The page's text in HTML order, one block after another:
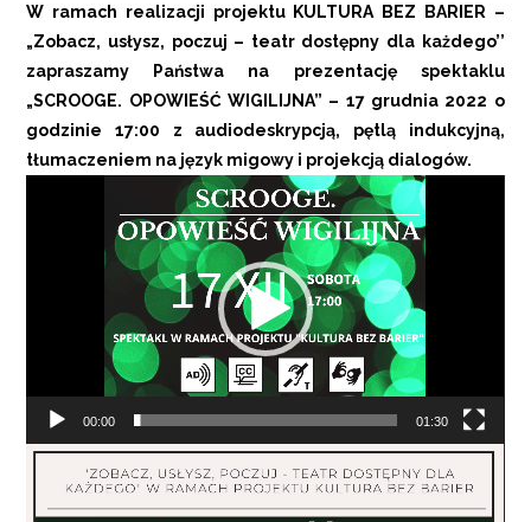
W ramach realizacji projektu KULTURA BEZ BARIER –
„Zobacz, usłysz, poczuj – teatr dostępny dla każdego’’
zapraszamy Państwa na prezentację spektaklu
„SCROOGE. OPOWIEŚĆ WIGILIJNA” – 17 grudnia 2022 o
godzinie 17:00 z audiodeskrypcją, pętlą indukcyjną,
tłumaczeniem na język migowy i projekcją dialogów.
00:00 01:30
Odtwarzacz
video